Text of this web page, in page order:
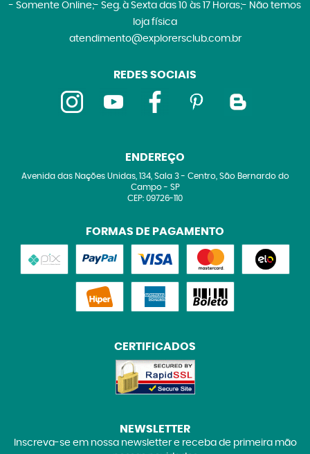
- Somente Online;- Seg. à Sexta das 10 às 17 Horas;- Não temos
loja física
atendimento@explorersclub.com.br
REDES SOCIAIS
ENDEREÇO
Avenida das Nações Unidas, 134, Sala 3- Centro, São Bernardo do
Campo- SP
CEP: 09726-110
FORMAS DE PAGAMENTO
CERTIFICADOS
NEWSLETTER
Inscreva-se em nossa newsletter e receba de primeira mão